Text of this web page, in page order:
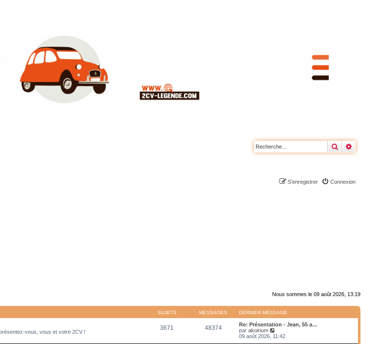
Rechercher
Connexion
S’enregistrer
Nous sommes le 09 août 2026, 13:19
SUJETS MESSAGES DERNIER MESSAGE
vous, vous et votre 2CV !
3671 48374
Re: Présentation - Jean, 55 a…
parakoirium
o
09 août 2026, 11:42